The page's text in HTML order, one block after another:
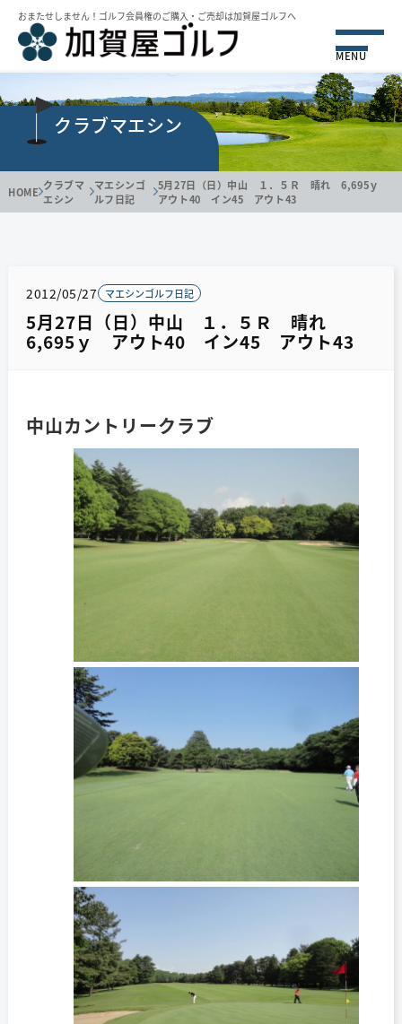
おまたせしません！ゴルフ会員権のご購⼊・ご売却は加賀屋ゴルフへ
MENU
クラブマエシン
HOME クラブマ
エシン
マエシンゴ
ルフ日記
5月27日（日）中山 １．５Ｒ 晴れ 6,695ｙ
アウト40 イン45 アウト43
2012/05/27 マエシンゴルフ日記
5月27日（日）中山 １．５Ｒ 晴れ
6,695ｙ アウト40 イン45 アウト43
中山カントリークラブ